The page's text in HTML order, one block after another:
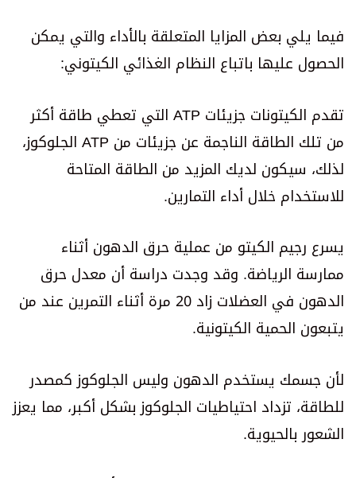
فيما يلي بعض المزايا المتعلقة بالأداء والتي يمكن
الحصول عليها باتباع النظام الغذائي الكيتوني:
تقدم الكيتونات جزيئات ATP التي تعطي طاقة أكثر
من تلك الطاقة الناجمة عن جزيئات من ATP الجلوكوز،
لذلك، سيكون لديك المزيد من الطاقة المتاحة
للاستخدام خلال أداء التمارين.
يسرع رجيم الكيتو من عملية حرق الدهون أثناء
ممارسة الرياضة. وقد وجدت دراسة أن معدل حرق
الدهون في العضلات زاد 20 مرة أثناء التمرين عند من
يتبعون الحمية الكيتونية.
لأن جسمك يستخدم الدهون وليس الجلوكوز كمصدر
للطاقة، تزداد احتياطيات الجلوكوز بشكل أكبر، مما يعزز
الشعور بالحيوية.